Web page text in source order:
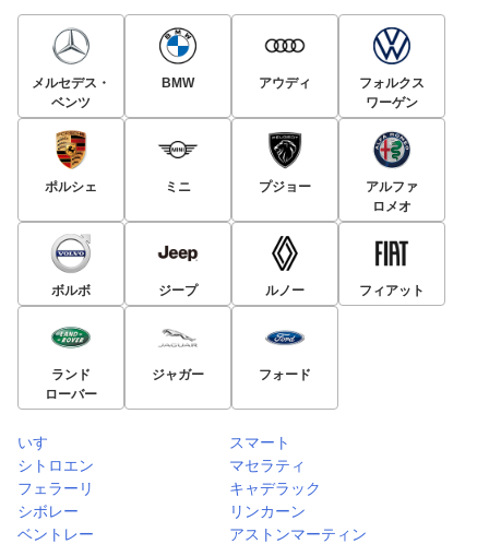
メルセデス・
ベンツ
BMW アウディ
フォルクス
ワーゲン
ポルシェ ミニ プジョー
アルファ
ロメオ
ボルボ ジープ ルノー フィアット
ランド
ローバー
ジャガー フォード
いすゞ
スマート
シトロエン
マセラティ
フェラーリ
キャデラック
シボレー
リンカーン
ベントレー
アストンマーティン